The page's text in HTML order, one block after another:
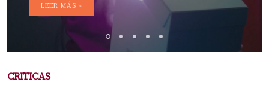
LEER MÁS >
CRITICAS